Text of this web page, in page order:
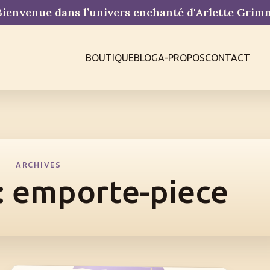
dans l’univers enchanté d'Arlette
BOUTIQUEBLOGA-PROPOSCONTACT
ARCHIVES
emporte-piece